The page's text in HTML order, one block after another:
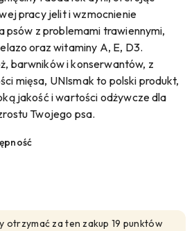
pracy jelit i wzmocnienie
psów z problemami trawiennymi,
oraz witaminy A, E, D3.
barwników i konserwantów, z
mięsa, UNIsmak to polski produkt,
jakość i wartości odżywcze dla
Twojego psa.
otrzymać za ten zakup 19 punktów